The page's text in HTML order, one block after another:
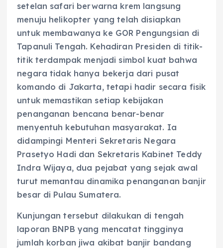
setelan safari berwarna krem langsung
menuju helikopter yang telah disiapkan
untuk membawanya ke GOR Pengungsian di
Tapanuli Tengah. Kehadiran Presiden di titik-
titik terdampak menjadi simbol kuat bahwa
negara tidak hanya bekerja dari pusat
komando di Jakarta, tetapi hadir secara fisik
untuk memastikan setiap kebijakan
penanganan bencana benar-benar
menyentuh kebutuhan masyarakat. Ia
didampingi Menteri Sekretaris Negara
Prasetyo Hadi dan Sekretaris Kabinet Teddy
Indra Wijaya, dua pejabat yang sejak awal
turut memantau dinamika penanganan banjir
besar di Pulau Sumatera.
Kunjungan tersebut dilakukan di tengah
laporan BNPB yang mencatat tingginya
jumlah korban jiwa akibat banjir bandang